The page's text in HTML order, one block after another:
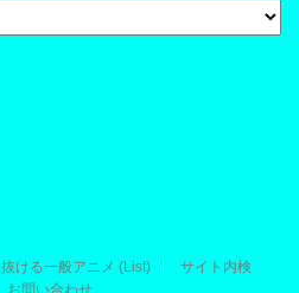
抜ける一般アニメ (List)
サイト内検
お問い合わせ